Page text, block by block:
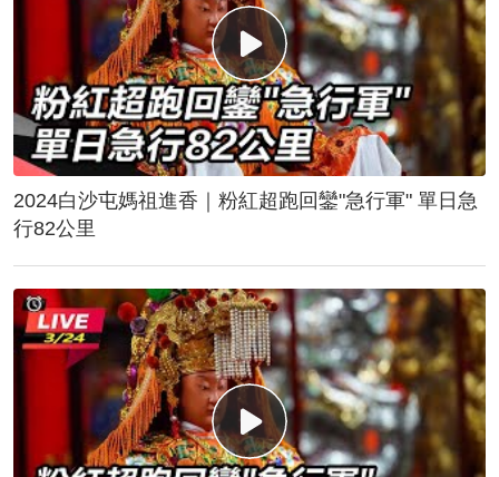
2024白沙屯媽祖進香｜粉紅超跑回鑾"急行軍" 單日急
行82公里